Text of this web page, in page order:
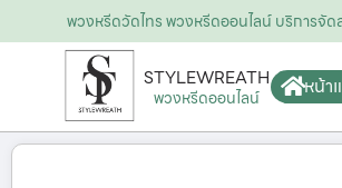
พวงหรีดวัดไทร พวงหรีดออนไลน์ บริการจั
STYLEWREATH
พวงหรีดออนไลน์ หน้า